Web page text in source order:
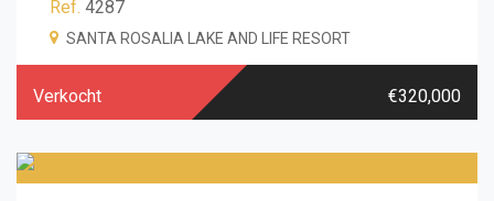
Ref. 4287
SANTA ROSALIA LAKE AND LIFE RESORT
Verkocht €320,000